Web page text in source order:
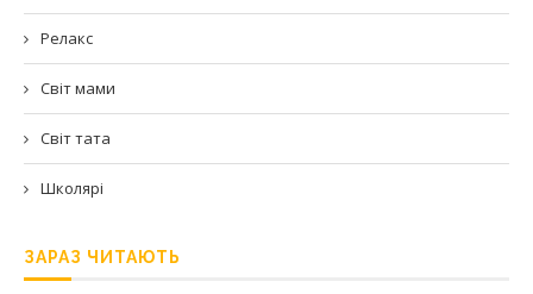
Релакс
Світ мами
Світ тата
Школярі
ЗАРАЗ ЧИТАЮТЬ